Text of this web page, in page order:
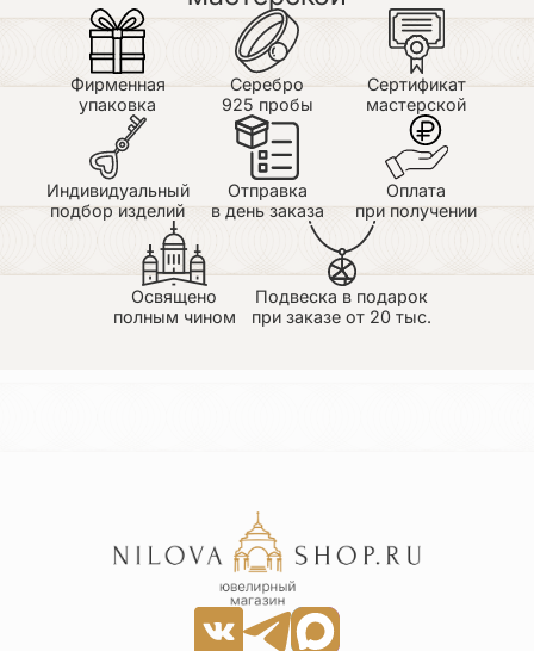
Фирменная
упаковка
Серебро
925 пробы
Сертификат
мастерской
Индивидуальный
подбор изделий
Отправка
в день заказа
Оплата
при получении
Освящено
полным чином
Подвеска в подарок
при заказе от 20 тыс.